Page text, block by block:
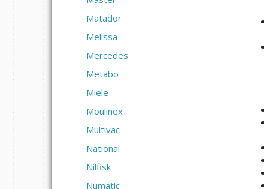
Matador
Melissa
Mercedes
Metabo
Miele
Moulinex
Multivac
National
Nilfisk
Numatic